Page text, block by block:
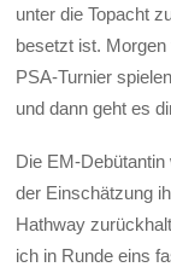
unter die Topacht
besetzt ist.
PSA-Turnier
und dann geht es
Die EM-
der Einschätzung
Hathway
ich in Runde eins